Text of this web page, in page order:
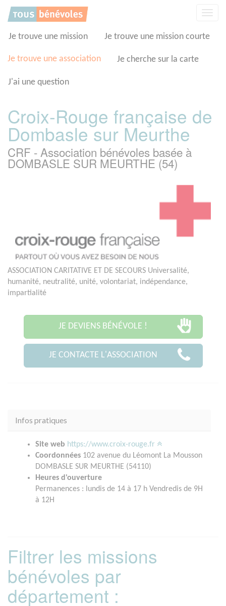
Je trouve une mission Je trouve une mission courte
Je trouve une association Je cherche sur la carte
J'ai une question
Croix-Rouge française de
Dombasle sur Meurthe
CRF - Association bénévoles basée à
DOMBASLE SUR MEURTHE (54)
ASSOCIATION CARITATIVE ET DE SECOURS Universalité,
humanité, neutralité, unité, volontariat, indépendance,
impartialité
JE DEVIENS BÉNÉVOLE !
JE CONTACTE L'ASSOCIATION
Infos pratiques
Site web https://www.croix-rouge.fr
Coordonnées 102 avenue du Léomont La Mousson
DOMBASLE SUR MEURTHE (54110)
Heures d'ouverture
Permanences : lundis de 14 à 17 h Vendredis de 9H
à 12H
Filtrer les missions
bénévoles par
département :
Panneau de gestion des cookies